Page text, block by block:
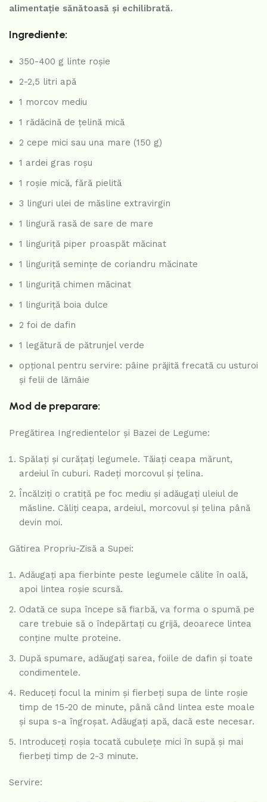
alimentație sănătoasă și echilibrată.
Ingrediente:
350-400 g linte roșie
2-2,5 litri apă
1 morcov mediu
1 rădăcină de țelină mică
2 cepe mici sau una mare (150 g)
1 ardei gras roșu
1 roșie mică, fără pielită
3 linguri ulei de măsline extravirgin
1 lingură rasă de sare de mare
1 linguriță piper proaspăt măcinat
1 linguriță semințe de coriandru măcinate
1 linguriță chimen măcinat
1 linguriță boia dulce
2 foi de dafin
1 legătură de pătrunjel verde
opțional pentru servire: pâine prăjită frecată cu usturoi
și felii de lămâie
Mod de preparare:
Pregătirea Ingredientelor și Bazei de Legume:
Spălați și curățați legumele. Tăiați ceapa mărunt,
ardeiul în cuburi. Radeți morcovul și țelina.
Încălziți o cratiță pe foc mediu și adăugați uleiul de
măsline. Căliți ceapa, ardeiul, morcovul și țelina până
devin moi.
Gătirea Propriu-Zisă a Supei:
Adăugați apa fierbinte peste legumele călite în oală,
apoi lintea roșie scursă.
Odată ce supa începe să fiarbă, va forma o spumă pe
care trebuie să o îndepărtați cu grijă, deoarece lintea
conține multe proteine.
După spumare, adăugați sarea, foiile de dafin și toate
condimentele.
Reduceți focul la minim și fierbeți supa de linte roșie
timp de 15-20 de minute, până când lintea este moale
și supa s-a îngroșat. Adăugați apă, dacă este necesar.
Introduceți roșia tocată cubulețe mici în supă și mai
fierbeți timp de 2-3 minute.
Servire: